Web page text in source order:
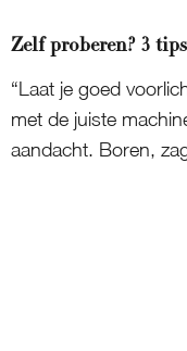
Zelf proberen? 3
“Laat je goed
met de juiste
aandacht. Boren,